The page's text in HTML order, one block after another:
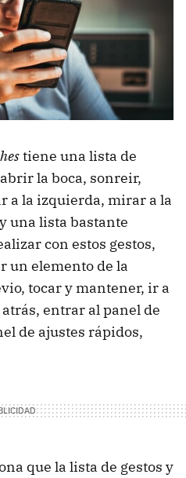
tiene una lista de
la boca, sonreir,
a la izquierda, mirar a la
una lista bastante
con estos gestos,
un elemento de la
tocar y mantener, ir a
entrar al panel de
de ajustes rápidos,
que la lista de gestos y